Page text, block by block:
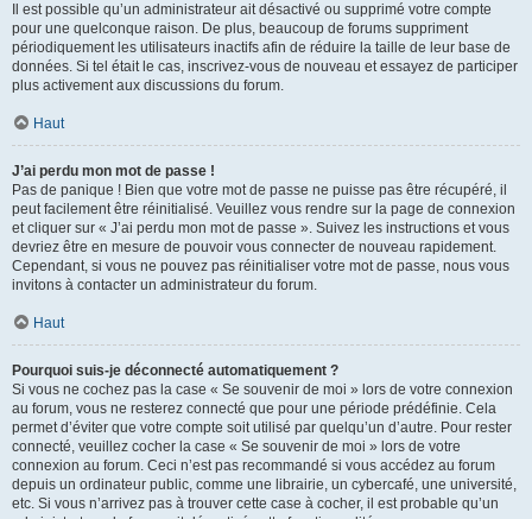
Il est possible qu’un administrateur ait désactivé ou supprimé votre compte
pour une quelconque raison. De plus, beaucoup de forums suppriment
périodiquement les utilisateurs inactifs afin de réduire la taille de leur base de
données. Si tel était le cas, inscrivez-vous de nouveau et essayez de participer
plus activement aux discussions du forum.
Haut
J’ai perdu mon mot de passe !
Pas de panique ! Bien que votre mot de passe ne puisse pas être récupéré, il
peut facilement être réinitialisé. Veuillez vous rendre sur la page de connexion
et cliquer sur « J’ai perdu mon mot de passe ». Suivez les instructions et vous
devriez être en mesure de pouvoir vous connecter de nouveau rapidement.
Cependant, si vous ne pouvez pas réinitialiser votre mot de passe, nous vous
invitons à contacter un administrateur du forum.
Haut
Pourquoi suis-je déconnecté automatiquement ?
Si vous ne cochez pas la case « Se souvenir de moi » lors de votre connexion
au forum, vous ne resterez connecté que pour une période prédéfinie. Cela
permet d’éviter que votre compte soit utilisé par quelqu’un d’autre. Pour rester
connecté, veuillez cocher la case « Se souvenir de moi » lors de votre
connexion au forum. Ceci n’est pas recommandé si vous accédez au forum
depuis un ordinateur public, comme une librairie, un cybercafé, une université,
etc. Si vous n’arrivez pas à trouver cette case à cocher, il est probable qu’un